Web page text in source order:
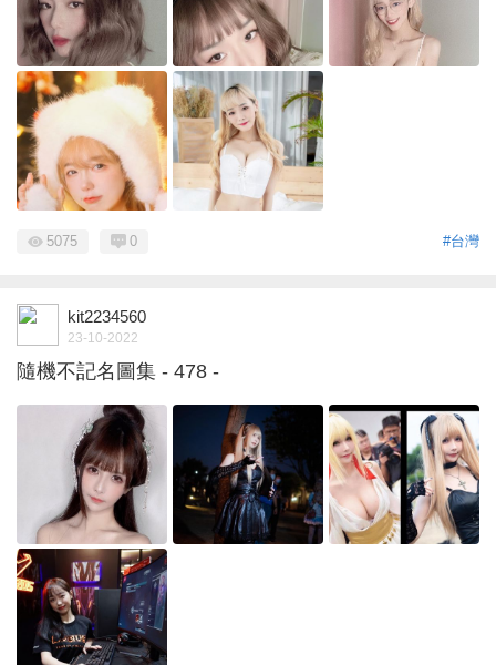
#台灣
5075 0
kit2234560
23-10-2022
隨機不記名圖集 - 478 -